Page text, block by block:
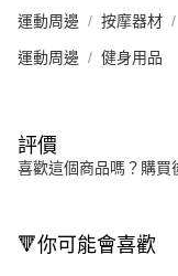
運動周邊 按摩器材
運動周邊 健身用品
評價
喜歡這個商品嗎？購買
🔻你可能會喜歡